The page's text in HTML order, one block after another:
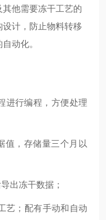
他需要冻干工艺的
计，防止物料转移
动化。
进行编程，方便处理
值，存储量三个月以
出冻干数据；
艺；配有手动和自动